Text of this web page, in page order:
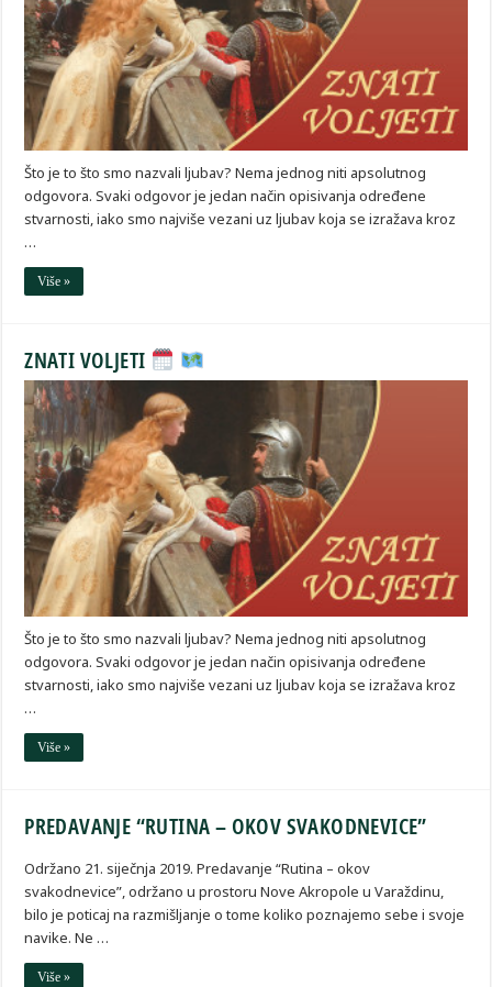
Što je to što smo nazvali ljubav? Nema jednog niti apsolutnog
odgovora. Svaki odgovor je jedan način opisivanja određene
stvarnosti, iako smo najviše vezani uz ljubav koja se izražava kroz
…
Više »
ZNATI VOLJETI
Što je to što smo nazvali ljubav? Nema jednog niti apsolutnog
odgovora. Svaki odgovor je jedan način opisivanja određene
stvarnosti, iako smo najviše vezani uz ljubav koja se izražava kroz
…
Više »
PREDAVANJE “RUTINA – OKOV SVAKODNEVICE”
Održano 21. siječnja 2019. Predavanje “Rutina – okov
svakodnevice”, održano u prostoru Nove Akropole u Varaždinu,
bilo je poticaj na razmišljanje o tome koliko poznajemo sebe i svoje
navike. Ne …
Više »